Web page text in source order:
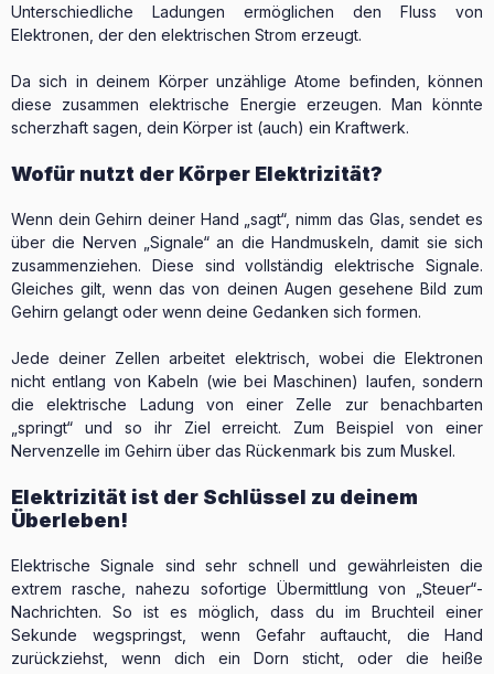
Unterschiedliche Ladungen ermöglichen den Fluss von
Elektronen, der den elektrischen Strom erzeugt.
Da sich in deinem Körper unzählige Atome befinden, können
diese zusammen elektrische Energie erzeugen. Man könnte
scherzhaft sagen, dein Körper ist (auch) ein Kraftwerk.
Wofür nutzt der Körper Elektrizität?
Wenn dein Gehirn deiner Hand „sagt“, nimm das Glas, sendet es
über die Nerven „Signale“ an die Handmuskeln, damit sie sich
zusammenziehen. Diese sind vollständig elektrische Signale.
Gleiches gilt, wenn das von deinen Augen gesehene Bild zum
Gehirn gelangt oder wenn deine Gedanken sich formen.
Jede deiner Zellen arbeitet elektrisch, wobei die Elektronen
nicht entlang von Kabeln (wie bei Maschinen) laufen, sondern
die elektrische Ladung von einer Zelle zur benachbarten
„springt“ und so ihr Ziel erreicht. Zum Beispiel von einer
Nervenzelle im Gehirn über das Rückenmark bis zum Muskel.
Elektrizität ist der Schlüssel zu deinem
Überleben!
Elektrische Signale sind sehr schnell und gewährleisten die
extrem rasche, nahezu sofortige Übermittlung von „Steuer“-
Nachrichten. So ist es möglich, dass du im Bruchteil einer
Sekunde wegspringst, wenn Gefahr auftaucht, die Hand
zurückziehst, wenn dich ein Dorn sticht, oder die heiße